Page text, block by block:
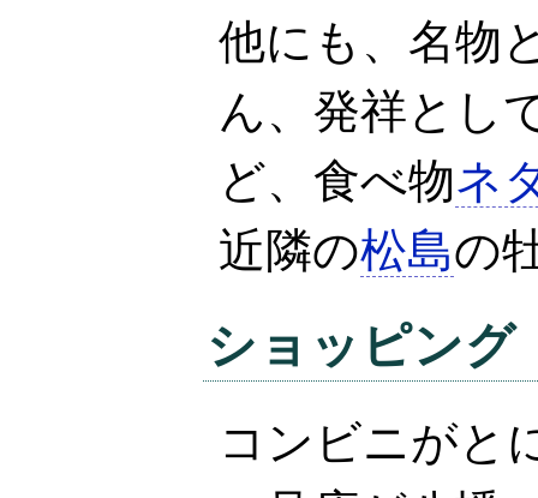
他にも、名物
ん、発祥とし
ど、食べ物ネ
近隣の松島の
ショッピング
コンビニがと